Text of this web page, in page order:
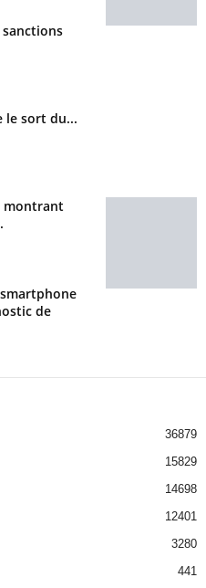
le sort du...
montrant
de
36879
15829
14698
12401
3280
441